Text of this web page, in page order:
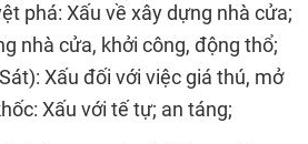
phá: Xấu về xây dựng nhà cửa;
nhà cửa, khởi công, động thổ;
Xấu đối với việc giá thú, mở
Xấu với tế tự; an táng;